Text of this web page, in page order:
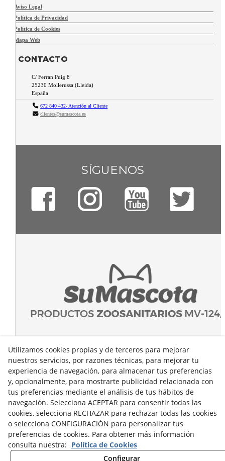
Aviso Legal
Política de Privacidad
Política de Cookies
Mapa Web
CONTACTO
C/ Ferran Puig 8
25230 Mollerussa (Lleida)
España
672 840 432- Atención al Cliente
clientes@sumascota.es
SÍGUENOS
Utilizamos cookies propias y de terceros para mejorar
nuestros servicios, por razones técnicas, para mejorar tu
experiencia de navegación, para almacenar tus preferencias
y, opcionalmente, para mostrarte publicidad relacionada con
tus preferencias mediante el análisis de tus hábitos de
navegación. Selecciona ACEPTAR para consentir todas las
cookies, selecciona RECHAZAR para rechazar todas las cookies
o selecciona CONFIGURACIÓN para personalizar tus
preferencias de cookies. Para obtener más información
consulta nuestra: Política de Cookies
Configurar